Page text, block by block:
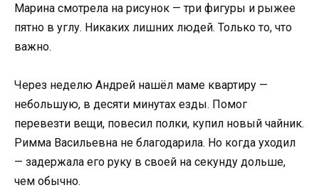
Марина смотрела на рисунок — три фигуры и рыжее
пятно в углу. Никаких лишних людей. Только то, что
важно.
Через неделю Андрей нашёл маме квартиру —
небольшую, в десяти минутах езды. Помог
перевезти вещи, повесил полки, купил новый чайник.
Римма Васильевна не благодарила. Но когда уходил
— задержала его руку в своей на секунду дольше,
чем обычно.